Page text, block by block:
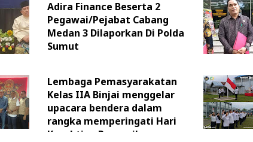
Adira Finance Beserta 2
Pegawai/Pejabat Cabang
Medan 3 Dilaporkan Di Polda
Sumut
Lembaga Pemasyarakatan
Kelas IIA Binjai menggelar
upacara bendera dalam
rangka memperingati Hari
Kesaktian Pancasila